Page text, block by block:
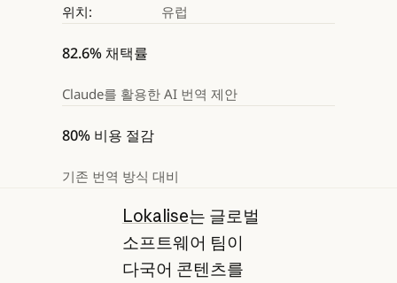
위치:
유럽
82.6% 채택률
Claude를 활용한 AI 번역 제안
80% 비용 절감
기존 번역 방식 대비
Lokalise는 글로벌
소프트웨어 팀이
다국어 콘텐츠를